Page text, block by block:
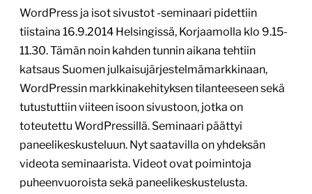
WordPress ja isot sivustot -seminaari pidettiin
tiistaina 16.9.2014 Helsingissä, Korjaamolla klo 9.15-
11.30. Tämän noin kahden tunnin aikana tehtiin
katsaus Suomen julkaisujärjestelmämarkkinaan,
WordPressin markkinakehityksen tilanteeseen sekä
tutustuttiin viiteen isoon sivustoon, jotka on
toteutettu WordPressillä. Seminaari päättyi
paneelikeskusteluun. Nyt saatavilla on yhdeksän
videota seminaarista. Videot ovat poimintoja
puheenvuoroista sekä paneelikeskustelusta.